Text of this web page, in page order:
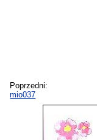
Poprzedni:
mio037